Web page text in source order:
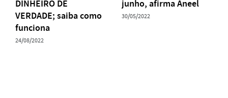
DINHEIRO DE
VERDADE; saiba como
funciona
24/08/2022
junho, afirma Aneel
30/05/2022